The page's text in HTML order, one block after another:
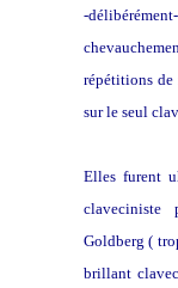
-
répétitions de
sur le seul
Elles furent
claveciniste
Goldberg (
brillant